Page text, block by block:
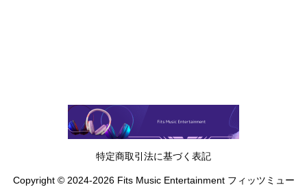
特定商取引法に基づく表記
Copyright © 2024-2026 Fits Music Entertainment フィッツミュー